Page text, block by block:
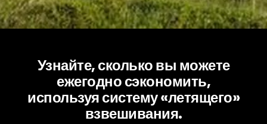
Узнайте, сколько вы можете
ежегодно сэкономить,
используя систему «летящего»
взвешивания.